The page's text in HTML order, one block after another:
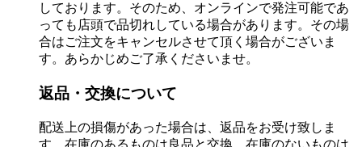
しております。そのため、オンラインで発注可能であ
っても店頭で品切れしている場合があります。その場
合はご注文をキャンセルさせて頂く場合がございま
す。あらかじめご了承くださいませ。
返品・交換について
配送上の損傷があった場合は、返品をお受け致しま
す。在庫のあるものは良品と交換、在庫のないものは